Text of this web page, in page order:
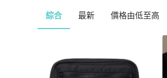
綜合 最新 價格由低至高